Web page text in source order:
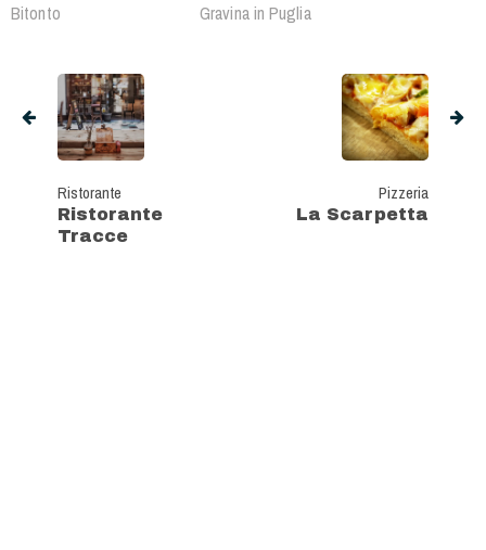
Bitonto Gravina in Puglia
Ristorante
Ristorante
Tracce
Pizzeria
La Scarpetta